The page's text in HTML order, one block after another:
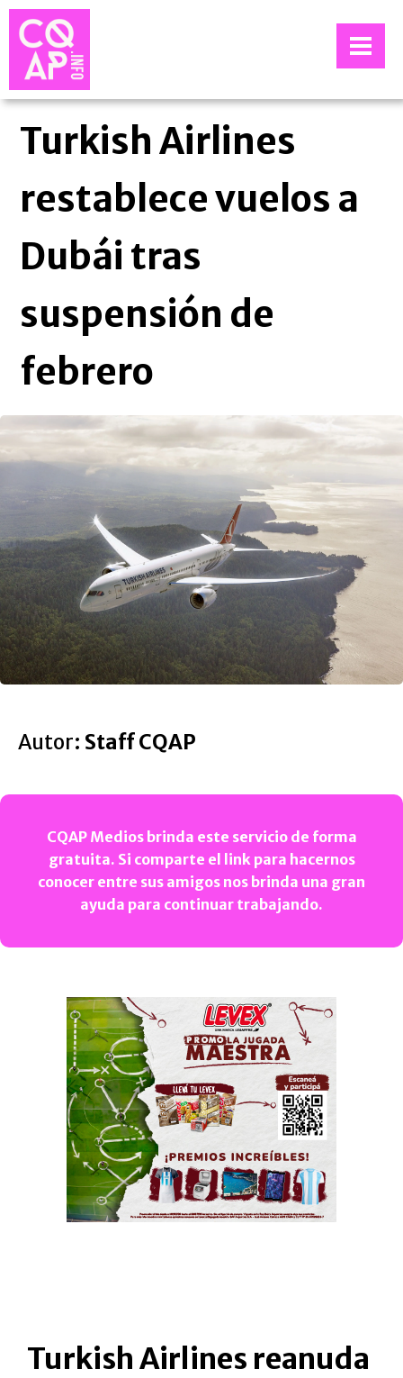
Turkish Airlines
restablece vuelos a
Dubái tras
suspensión de
febrero
Autor: Staff CQAP
CQAP Medios brinda este servicio de forma
gratuita. Si comparte el link para hacernos
conocer entre sus amigos nos brinda una gran
ayuda para continuar trabajando.
Turkish Airlines reanuda